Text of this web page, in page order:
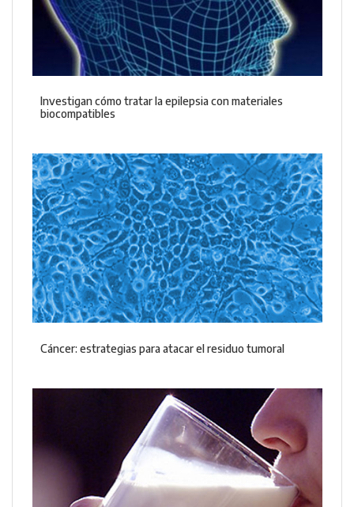
Investigan cómo tratar la epilepsia con materiales
biocompatibles
Cáncer: estrategias para atacar el residuo tumoral